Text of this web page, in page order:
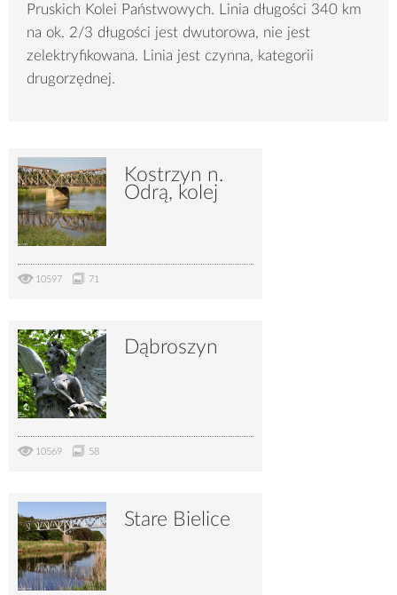
Pruskich Kolei Państwowych. Linia długości 340 km
na ok. 2/3 długości jest dwutorowa, nie jest
zelektryfikowana. Linia jest czynna, kategorii
drugorzędnej.
Kostrzyn n.
Odrą, kolej
10597 71
Dąbroszyn
10569 58
Stare Bielice